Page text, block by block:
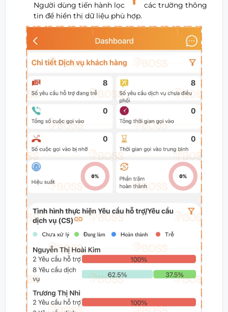
Người dùng tiến hành lọc
các trường thông
tin để hiển thị dữ liệu phù hợp.